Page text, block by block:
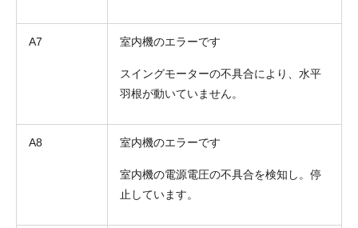
A7 室内機のエラーです
スイングモーターの不具合により、水平
羽根が動いていません。
A8 室内機のエラーです
室内機の電源電圧の不具合を検知し。停
止しています。